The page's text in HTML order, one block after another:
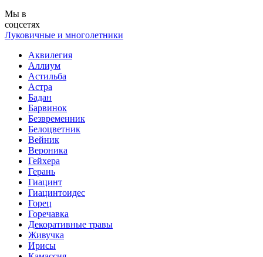
Мы в
соцсетях
Луковичные и многолетники
Аквилегия
Аллиум
Астильба
Астра
Бадан
Барвинок
Безвременник
Белоцветник
Вейник
Вероника
Гейхера
Герань
Гиацинт
Гиацинтоидес
Горец
Горечавка
Декоративные травы
Живучка
Ирисы